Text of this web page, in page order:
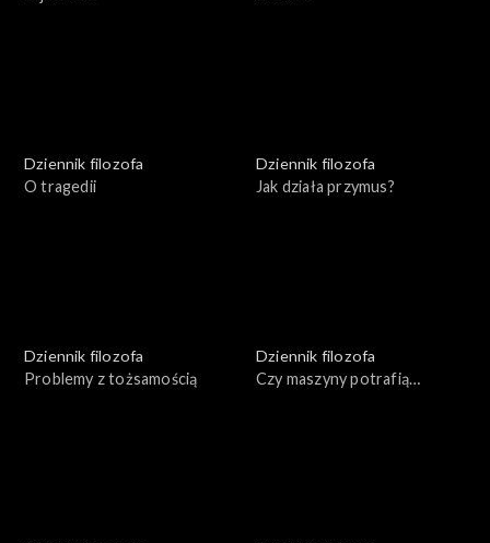
Dziennik filozofa
O tragedii
Dziennik filozofa
Jak działa przymus?
Dziennik filozofa
Problemy z tożsamością
Dziennik filozofa
Czy maszyny potrafią